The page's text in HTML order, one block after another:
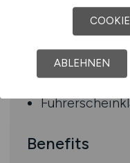
Teamfähigkeit
Sicherer
Erfahrung mit
sowie
Benefits
ABLEHNEN